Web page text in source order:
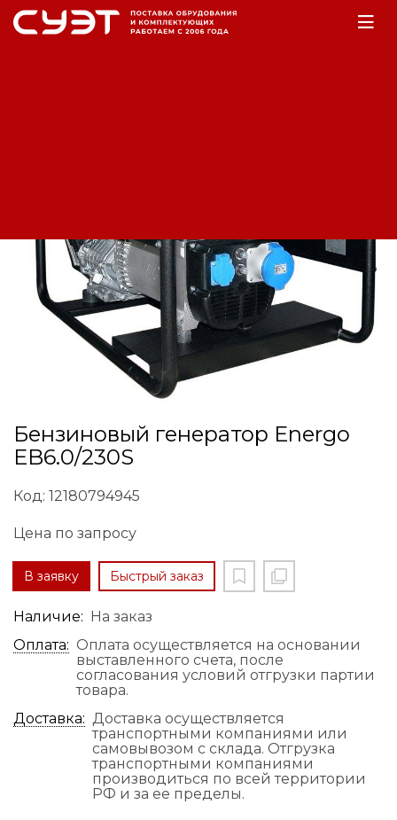
Бензиновый генератор Energo
EB6.0/230S
Код: 12180794945
Цена по запросу
В заявку Быстрый заказ
Наличие: На заказ
Оплата: Оплата осуществляется на основании
выставленного счета, после
согласования условий отгрузки партии
товара.
Доставка: Доставка осуществляется
транспортными компаниями или
самовывозом с склада. Отгрузка
транспортными компаниями
производиться по всей территории
РФ и за ее пределы.